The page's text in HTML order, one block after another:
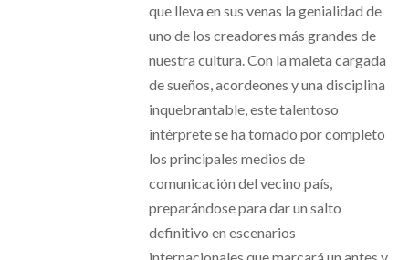
que lleva en sus venas la genialidad de
uno de los creadores más grandes de
nuestra cultura. Con la maleta cargada
de sueños, acordeones y una disciplina
inquebrantable, este talentoso
intérprete se ha tomado por completo
los principales medios de
comunicación del vecino país,
preparándose para dar un salto
definitivo en escenarios